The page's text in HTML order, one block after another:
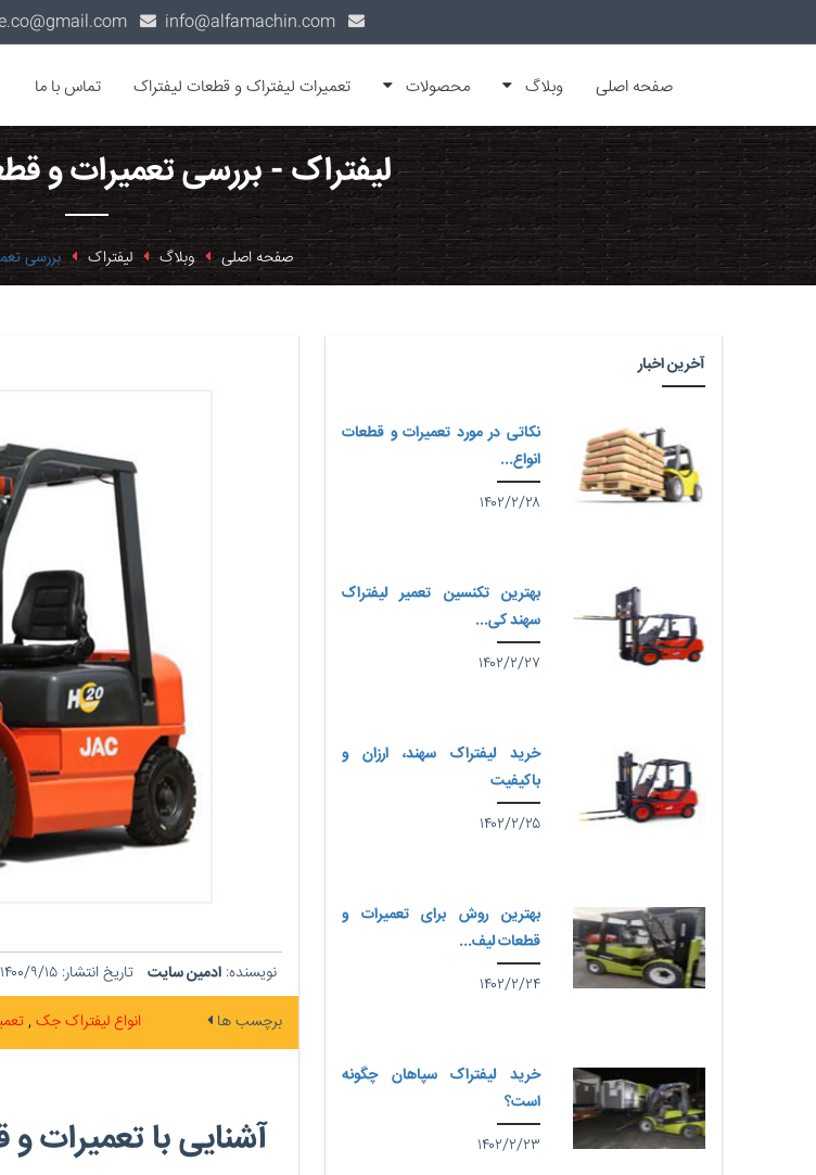
صفحه اصلی وبلاگ محصولات تعمیرات لیفتراک و قطعات لیفتراک تماس با ما
لیفتراک - بررسی تعمیرات و
صفحه اصلی وبلاگ لیفتراک بررسی
نویسنده: ادمین سایت تاریخ انتشار: ۱۴۰۰/۹/۱۵
برچسب ها انواع لیفتراک جک
آشنایی با تعمیرات
آخرین اخبار
نکاتی در مورد تعمیرات و قطعات
انواع...
۱۴۰۲/۲/۲۸
بهترین تکنسین تعمیر لیفتراک
سهند کی...
۱۴۰۲/۲/۲۷
خرید لیفتراک سهند، ارزان و
باکیفیت
۱۴۰۲/۲/۲۵
بهترین روش برای تعمیرات و
قطعات لیف...
۱۴۰۲/۲/۲۴
خرید لیفتراک سپاهان چگونه
است؟
۱۴۰۲/۲/۲۳